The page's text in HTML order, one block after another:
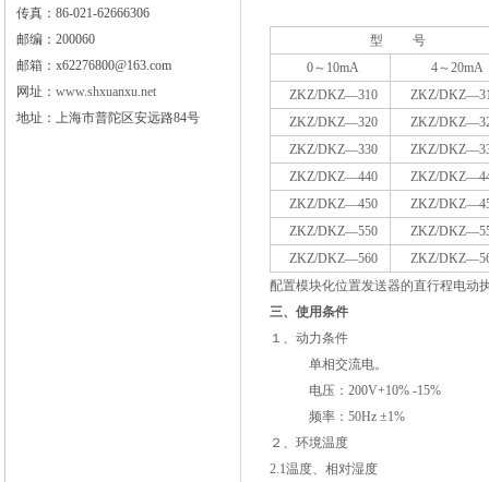
传真：86-021-62666306
邮编：200060
邮箱：x62276800@163.com
网址： www.shxuanxu.net
地址：上海市普陀区安远路84号
型 号
0～10mA 4～20mA
ZKZ/DKZ—310
ZKZ/
ZKZ/DKZ—320
ZKZ/
ZKZ/DKZ—330
ZKZ/
ZKZ/DKZ—440
ZKZ/
ZKZ/DKZ—450
ZKZ/
ZKZ/DKZ—550
ZKZ/
ZKZ/DKZ—560
ZKZ/
配置模块化位置发送器的直行程电动
三、使用条件
１、动力条件
单相交流电。
电压：200V+10% -15%
频率：50Hz ±1%
２、环境温度
2.1温度、相对湿度